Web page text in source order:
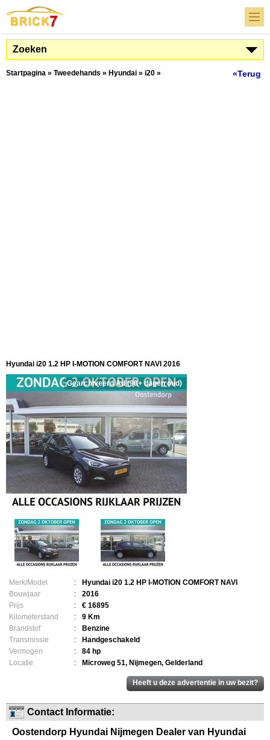
Zoeken
«Terug
Startpagina » Tweedehands » Hyundai » i20 »
Hyundai i20 1.2 HP I-MOTION COMFORT NAVI 2016
Gearchiveerd Ad (90+ dagen oud)
Merk/Model :
Hyundai i20 1.2 HP I-MOTION COMFORT NAVI
Bouwjaar
:
2016
Prijs
:
€ 16895
Kilometerstand
:
9 Km
Brandstof
:
Benzine
Transmissie
:
Handgeschakeld
Vermogen
:
84 hp
Locatie
: Microweg 51, Nijmegen, Gelderland
Contact Informatie:
Oostendorp Hyundai Nijmegen Dealer van Hyundai